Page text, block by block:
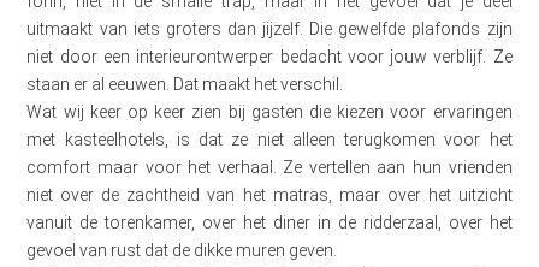
uitmaakt van iets groters dan jijzelf. Die gewelfde plafonds zijn
niet door een interieurontwerper bedacht voor jouw verblijf. Ze
staan er al eeuwen. Dat maakt het verschil.
Wat wij keer op keer zien bij gasten die kiezen voor ervaringen
met kasteelhotels, is dat ze niet alleen terugkomen voor het
comfort maar voor het verhaal. Ze vertellen aan hun vrienden
niet over de zachtheid van het matras, maar over het uitzicht
vanuit de torenkamer, over het diner in de ridderzaal, over het
gevoel van rust dat de dikke muren geven.